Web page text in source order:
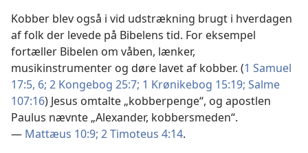
Kobber blev også i vid udstrækning brugt i hverdagen
af folk der levede på Bibelens tid. For eksempel
fortæller Bibelen om våben, lænker,
musikinstrumenter og døre lavet af kobber. (1 Samuel
17:5, 6; 2 Kongebog 25:7; 1 Krønikebog 15:19; Salme
107:16) Jesus omtalte „kobberpenge“, og apostlen
Paulus nævnte „Alexander, kobbersmeden“.
— Mattæus 10:9; 2 Timoteus 4:14.